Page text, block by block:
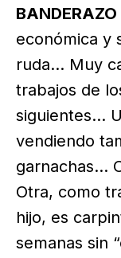
económica y
ruda… Muy
trabajos de
siguientes…
vendiendo
garnachas…
Otra, como
hijo, es
semanas sin